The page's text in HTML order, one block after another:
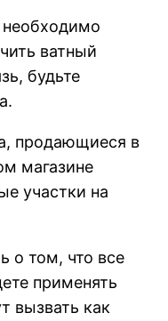
ватный
будьте
продающиеся в
магазине
участки на
о том, что все
применять
вызвать как